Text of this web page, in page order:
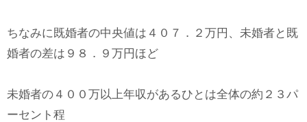
ちなみに既婚者の中央値は４０７．２万円、未婚者と既
婚者の差は９８．９万円ほど
未婚者の４００万以上年収があるひとは全体の約２３パ
ーセント程